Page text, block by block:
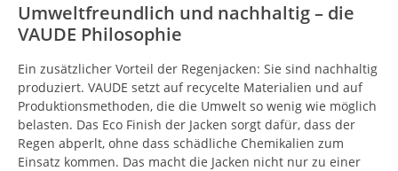
Umweltfreundlich und nachhaltig – die
VAUDE Philosophie
Ein zusätzlicher Vorteil der Regenjacken: Sie sind nachhaltig
produziert. VAUDE setzt auf recycelte Materialien und auf
Produktionsmethoden, die die Umwelt so wenig wie möglich
belasten. Das Eco Finish der Jacken sorgt dafür, dass der
Regen abperlt, ohne dass schädliche Chemikalien zum
Einsatz kommen. Das macht die Jacken nicht nur zu einer